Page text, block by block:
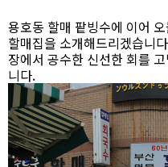
용호동 할매 팥빙수에 이어
할매집을 소개해드리겠습니
장에서 공수한 신선한 회를
니다.